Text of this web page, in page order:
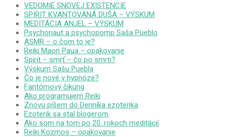
VEDOMIE SNOVEJ EXISTENCIE
SPIRIT KVANTOVANÁ DUŠA – VÝSKUM
MEDITÁCIA ANJEL – VÝSKUM
Psychonaut a psychopomp Saša Pueblo
ASMR – o čom to je?
Reiki Maori Paua – opakovanie
Spirit – smrť – čo po smrti?
Výskum Sašu Puebla
Čo je nové v hypnóze?
Fantómový čikung
Ako programujem Reiki
Znovu píšem do Denníka ezoterika
Ezoterik sa stal blogerom
Ako som na tom po 20. rokoch meditácií
Reiki Kozmos – opakovanie